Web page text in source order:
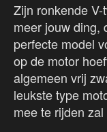
Zijn ronkende
meer jouw ding,
perfecte model
op de motor
algemeen vrij
leukste type
mee te rijden